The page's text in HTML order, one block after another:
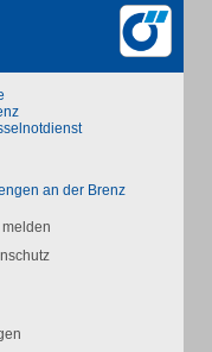
an der Brenz
melden